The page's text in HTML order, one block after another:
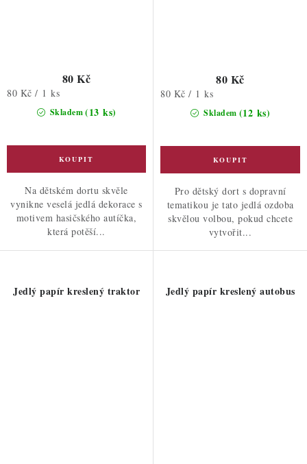
Skladem(13 ks)
80 Kč
Měrná
80 Kč / 1 ks
Na dětském dortu skvěle
vynikne veselá jedlá dekorace s
motivem hasičského autíčka,
která potěší...
Skladem (12 ks)
80 Kč
Měrná
80 Kč / 1 ks
Pro dětský dort s dopravní
tematikou je tato jedlá ozdoba
skvělou volbou, pokud chcete
vytvořit...
Jedlý papír kreslený traktor Jedlý papír kreslený autobus